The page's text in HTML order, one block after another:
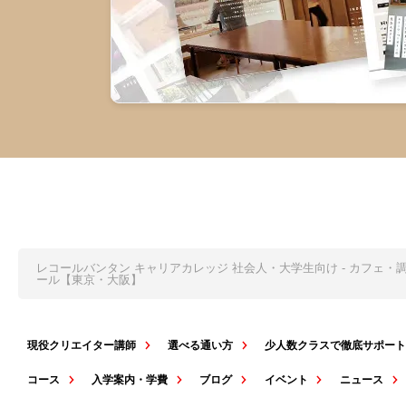
レコールバンタン キャリアカレッジ 社会人・大学生向け - カフェ・
ール【東京・大阪】
現役クリエイター講師 選べる通い方 少人数クラスで徹底サポート
コース 入学案内・学費 ブログ イベント ニュース